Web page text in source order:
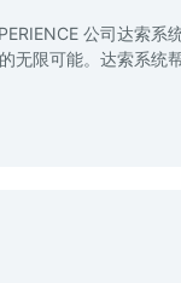
公司达索
无限可能。达索系